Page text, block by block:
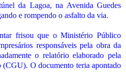
da Lagoa, na Avenida Guedes
e rompendo o asfalto da via.
frisou que o Ministério Público
responsáveis pela obra da
o relatório elaborado pela
O documento teria apontado